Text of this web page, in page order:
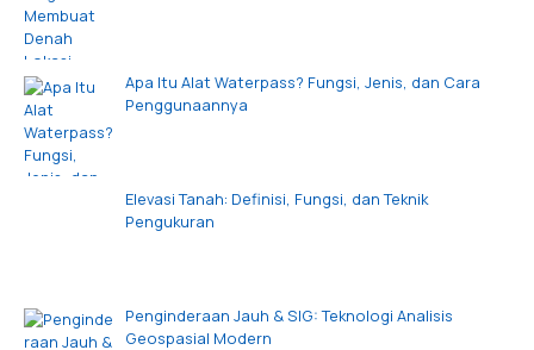
Apa Itu Alat Waterpass? Fungsi, Jenis, dan Cara
Penggunaannya
Elevasi Tanah: Definisi, Fungsi, dan Teknik
Pengukuran
Penginderaan Jauh & SIG: Teknologi Analisis
Geospasial Modern